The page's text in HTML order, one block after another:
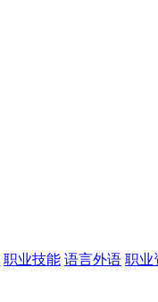
职业技能 语言外语 职业